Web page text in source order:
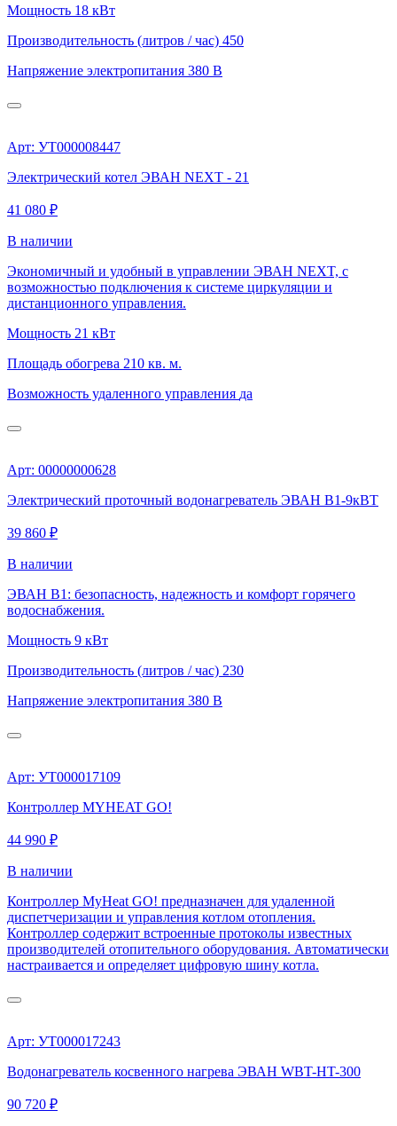
Мощность 18 кВт
Производительность (литров / час) 450
Напряжение электропитания 380 В
Арт: УТ000008447
Электрический котел ЭВАН NEXT - 21
41 080 ₽
В наличии
Экономичный и удобный в управлении ЭВАН NEXT, с
возможностью подключения к системе циркуляции и
дистанционного управления.
Мощность 21 кВт
Площадь обогрева 210 кв. м.
Возможность удаленного управления да
Арт: 00000000628
Электрический проточный водонагреватель ЭВАН В1-9кВТ
39 860 ₽
В наличии
ЭВАН В1: безопасность, надежность и комфорт горячего
водоснабжения.
Мощность 9 кВт
Производительность (литров / час) 230
Напряжение электропитания 380 В
Арт: УТ000017109
Контроллер MYHEAT GO!
44 990 ₽
В наличии
Контроллер MyHeat GO! предназначен для удаленной
диспетчеризации и управления котлом отопления.
Контроллер содержит встроенные протоколы известных
производителей отопительного оборудования. Автоматически
настраивается и определяет цифровую шину котла.
Арт: УТ000017243
Водонагреватель косвенного нагрева ЭВАН WBT-HT-300
90 720 ₽